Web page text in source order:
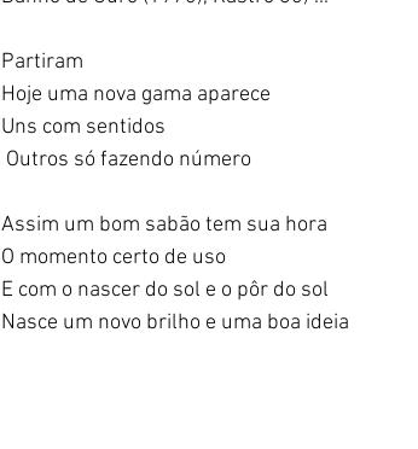
Partiram
Hoje uma nova gama aparece
Uns com sentidos
Outros só fazendo número
Assim um bom sabão tem sua hora
O momento certo de uso
E com o nascer do sol e o pôr do sol
Nasce um novo brilho e uma boa ideia